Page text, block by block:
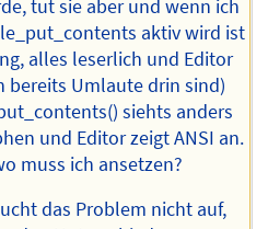
tut sie aber und wenn ich
aktiv wird ist
alles leserlich und Editor
bereits Umlaute drin sind)
siehts anders
und Editor zeigt ANSI an.
muss ich ansetzen?
das Problem nicht auf,